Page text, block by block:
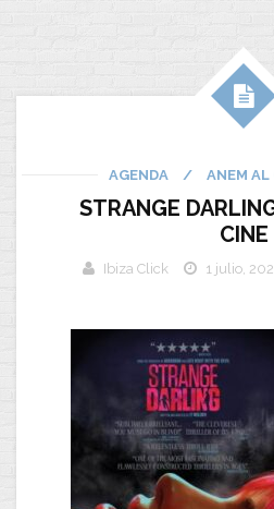
AGENDA / ANEM AL
STRANGE
CINE
Ibiza Click 1 julio,